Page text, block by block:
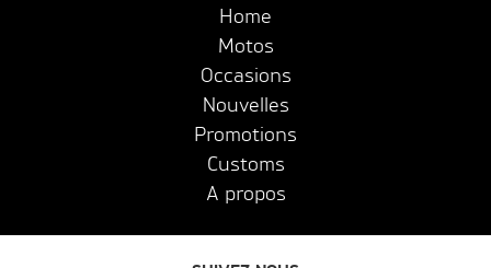
Home
Motos
Occasions
Nouvelles
Promotions
Customs
A propos